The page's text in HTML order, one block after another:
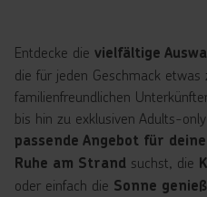
Entdecke die vielfältige
die für jeden Geschmack etwas
familienfreundlichen
bis hin zu exklusiven Adults-
passende Angebot für
Ruhe am Strand suchst, die
oder einfach die Sonne